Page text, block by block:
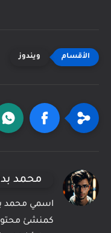
ويندوز
محمد
اسمي محمد
كمنشئ محتوى